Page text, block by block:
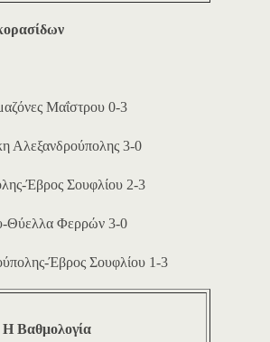
Μαΐστρου 0-3
Αλεξανδρούπολης 3-0
Έβρος Σουφλίου 2-3
Θύελλα Φερρών 3-0
Έβρος Σουφλίου 1-3
Η Βαθμολογία